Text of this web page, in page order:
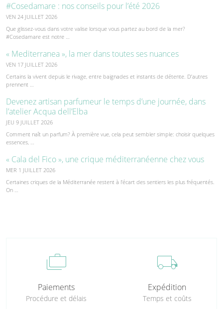
#Cosedamare : nos conseils pour l’été 2026
VEN 24 JUILLET 2026
Que glissez-vous dans votre valise lorsque vous partez au bord de la mer?
#Cosedamare est notre …
« Mediterranea », la mer dans toutes ses nuances
VEN 17 JUILLET 2026
Certains la vivent depuis le rivage, entre baignades et instants de détente. D’autres
prennent …
Devenez artisan parfumeur le temps d’une journée, dans
l’atelier Acqua dell’Elba
JEU 9 JUILLET 2026
Comment naît un parfum? À première vue, cela peut sembler simple: choisir quelques
essences, …
« Cala del Fico », une crique méditerranéenne chez vous
MER 1 JUILLET 2026
Certaines criques de la Méditerranée restent à l'écart des sentiers les plus fréquentés.
On …
cases
Paiements
Procédure et délais
local_shipping
Expédition
Temps et coûts